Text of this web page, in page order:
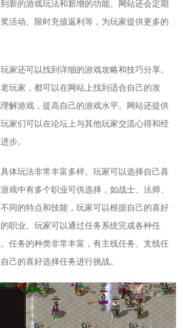
新的游戏玩法和新增的功能。网站还会定期
活动、限时充值返利等，为玩家提供更多的
家还可以找到详细的游戏攻略和技巧分享。
玩家，都可以在网站上找到适合自己的攻
解游戏，提高自己的游戏水平。网站还提供
家们可以在论坛上与其他玩家交流心得和经
步。
体玩法非常丰富多样。玩家可以选择自己喜
戏中有多个职业可供选择，如战士、法师、
同的特点和技能，玩家可以根据自己的喜好
职业。玩家可以通过任务系统完成各种任
任务的种类非常丰富，有主线任务、支线任
己的喜好选择任务进行挑战。